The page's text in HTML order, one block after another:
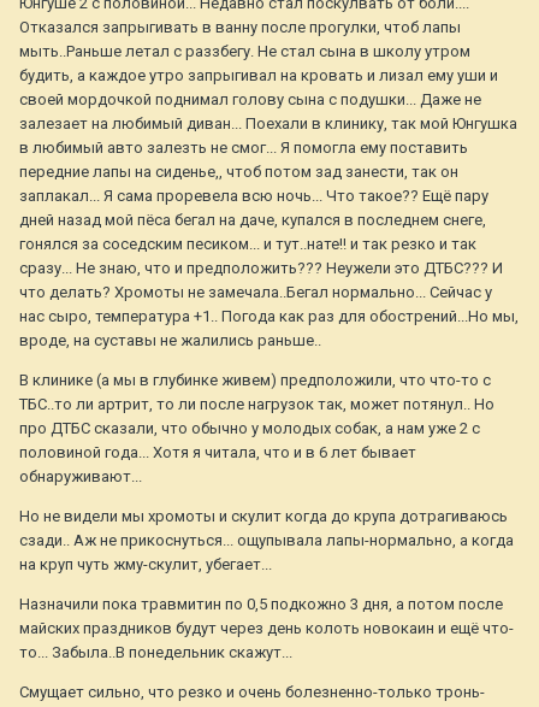
Отказался запрыгивать в ванну после прогулки, чтоб лапы
мыть..Раньше летал с раззбегу. Не стал сына в школу утром
будить, а каждое утро запрыгивал на кровать и лизал ему уши и
своей мордочкой поднимал голову сына с подушки... Даже не
залезает на любимый диван... Поехали в клинику, так мой Юнгушка
в любимый авто залезть не смог... Я помогла ему поставить
передние лапы на сиденье,, чтоб потом зад занести, так он
заплакал... Я сама проревела всю ночь... Что такое?? Ещё пару
дней назад мой пёса бегал на даче, купался в последнем снеге,
гонялся за соседским песиком... и тут..нате!! и так резко и так
сразу... Не знаю, что и предположить??? Неужели это ДТБС??? И
что делать? Хромоты не замечала..Бегал нормально... Сейчас у
нас сыро, температура +1.. Погода как раз для обострений...Но мы,
вроде, на суставы не жалились раньше..
В клинике (а мы в глубинке живем) предположили, что что-то с
ТБС..то ли артрит, то ли после нагрузок так, может потянул.. Но
про ДТБС сказали, что обычно у молодых собак, а нам уже 2 с
половиной года... Хотя я читала, что и в 6 лет бывает
обнаруживают...
Но не видели мы хромоты и скулит когда до крупа дотрагиваюсь
сзади.. Аж не прикоснуться... ощупывала лапы-нормально, а когда
на круп чуть жму-скулит, убегает...
Назначили пока травмитин по 0,5 подкожно 3 дня, а потом после
майских праздников будут через день колоть новокаин и ещё что-
то... Забыла..В понедельник скажут...
Смущает сильно, что резко и очень болезненно-только тронь-